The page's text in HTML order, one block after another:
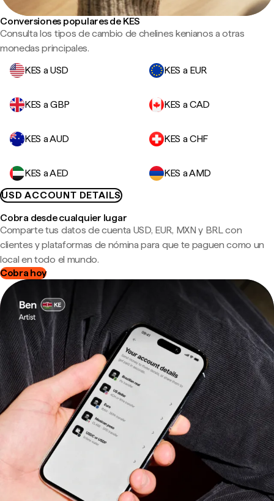
Conversiones populares de KES
Consulta los tipos de cambio de chelines kenianos a otras
monedas principales.
KES a USD
KES a EUR
KES a GBP KES a CAD
KES a AUD KES a CHF
KES a AED
KES a AMD
USD ACCOUNT DETAILS
Cobra desde cualquier lugar
Comparte tus datos de cuenta USD, EUR, MXN y BRL con
clientes y plataformas de nómina para que te paguen como un
local en todo el mundo.
Cobra hoy